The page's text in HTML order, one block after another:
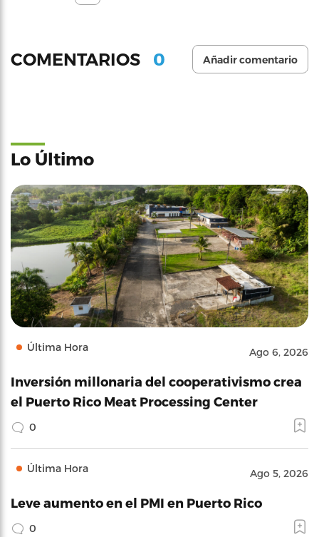
COMENTARIOS 0 Añadir comentario
Lo Último
Última Hora Ago 6, 2026
Inversión millonaria del cooperativismo crea
el Puerto Rico Meat Processing Center
0
Última Hora Ago 5, 2026
Leve aumento en el PMI en Puerto Rico
0